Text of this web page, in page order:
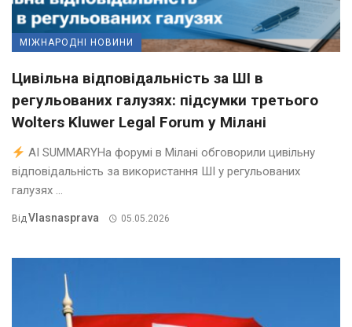
МІЖНАРОДНІ НОВИНИ
Цивільна відповідальність за ШІ в
регульованих галузях: підсумки третього
Wolters Kluwer Legal Forum у Мілані
AI SUMMARYНа форумі в Мілані обговорили цивільну
відповідальність за використання ШІ у регульованих
галузях ...
ВідVlasnasprava 05.05.2026